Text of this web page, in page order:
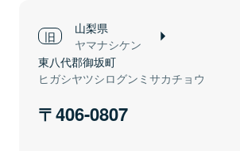
山梨県
ヤマナシケン
東八代郡御坂町
ヒガシヤツシログンミサカチョウ
406-0807